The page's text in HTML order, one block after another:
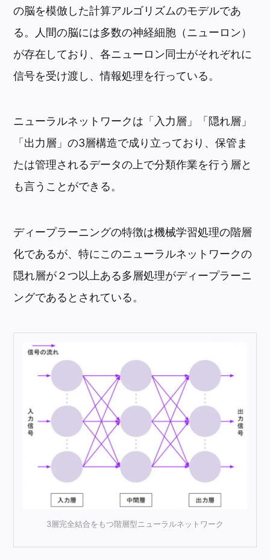
の脳を模倣した計算アルゴリズムのモデルであ
る。人間の脳には多数の神経細胞（ニューロン）
が存在しており、各ニューロン同士がそれぞれに
信号を受け渡し、情報処理を行っている。
ニューラルネットワークは「入力層」「隠れ層」
「出力層」の3層構造で成り立っており、保管ま
たは管理されるデータの上で分類作業を行う層と
も言うことができる。
ディープラーニングの特徴は機械学習処理の階層
化であるが、特にこのニューラルネットワークの
隠れ層が２つ以上ある多層処理がディープラーニ
ングであるとされている。
3層完全結合をもつ階層型ニューラルネットワーク